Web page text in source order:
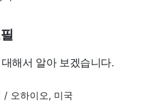
해서 알아 보겠습니다.
/ 오하이오, 미국